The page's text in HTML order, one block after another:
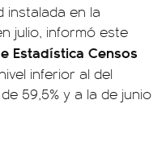
instalada en la
julio, informó este
Estadística Censos
inferior al del
59,5% y a la de junio